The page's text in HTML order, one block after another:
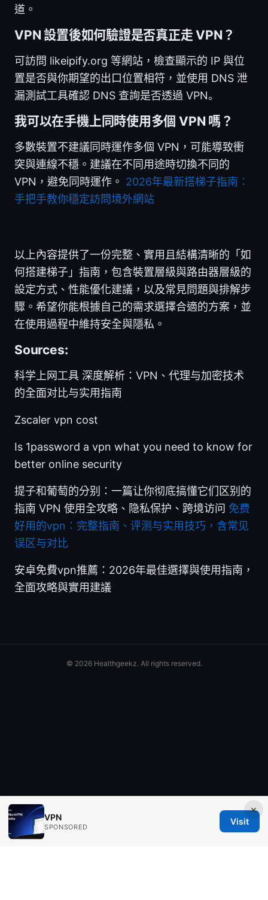
道。
VPN 設置後如何驗證是否真正走 VPN？
可訪問 likeipify.org 等網站，檢查顯示的 IP 與位
置是否與你期望的出口位置相符，並使用 DNS 泄
漏測試工具確認 DNS 查詢是否透過 VPN。
我可以在手機上同時使用多個 VPN 嗎？
多數裝置不建議同時運作多個 VPN，可能導致衝
突與連線不穩。建議在不同用途時切換不同的
VPN，避免同時運作。 2026年最新搭梯子指南：
手把手教你穩定訪問境外網站
以上內容提供了一份完整、實用且結構清晰的「如
何搭建梯子」指南，包含裝置層級與路由器層級的
設定方式、性能優化建議，以及常見問題與排解步
驟。希望你能根據自己的需求選擇合適的方案，並
在使用過程中維持安全與隱私。
Sources:
科学上网工具 深度解析：VPN、代理与加密技术
的全面对比与实用指南
Zscaler vpn cost
Is 1password a vpn what you need to know for
better online security
提子和葡萄的分别：一篇让你彻底搞懂它们区别的
指南 VPN 使用全攻略、隐私保护、跨境访问 免费
好用的vpn：完整指南、评测与实用技巧，含常见
误区与对比
安卓免費vpn推薦：2026年最佳選擇與使用指南，
全面攻略與實用建議
×
VPN
SPONSORED
Visit
© 2026 Healthgeekz. All rights reserved.